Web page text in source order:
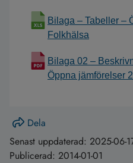
Bilaga – Tabeller –
Folkhälsa
Bilaga 02 –
Öppna jämförelser
Dela
Senast uppdaterad: 2025-06-
Publicerad: 2014-01-01